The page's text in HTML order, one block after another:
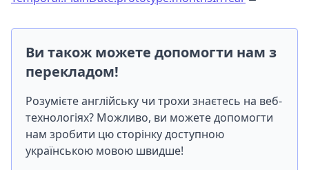
Ви також можете допомогти нам з
перекладом!
Розумієте англійську чи трохи знаєтесь на веб-
технологіях? Можливо, ви можете допомогти
нам зробити цю сторінку доступною
українською мовою швидше!